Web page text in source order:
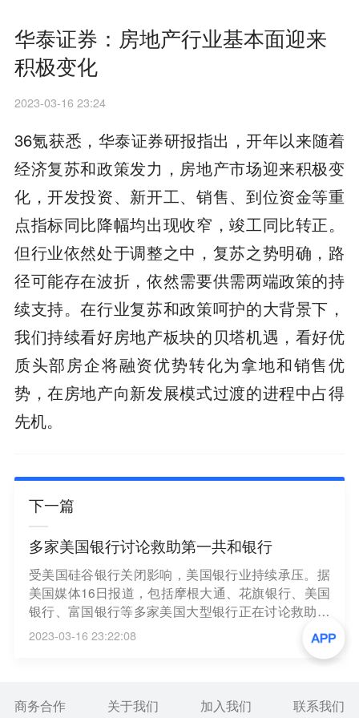
华泰证券：房地产行业基本面迎来
积极变化
2023-03-16 23:24
36氪获悉，华泰证券研报指出，开年以来随着
经济复苏和政策发力，房地产市场迎来积极变
化，开发投资、新开工、销售、到位资金等重
点指标同比降幅均出现收窄，竣工同比转正。
但行业依然处于调整之中，复苏之势明确，路
径可能存在波折，依然需要供需两端政策的持
续支持。在行业复苏和政策呵护的大背景下，
我们持续看好房地产板块的贝塔机遇，看好优
质头部房企将融资优势转化为拿地和销售优
势，在房地产向新发展模式过渡的进程中占得
先机。
下一篇
多家美国银行讨论救助第一共和银行
受美国硅谷银行关闭影响，美国银行业持续承压。据
美国媒体16日报道，包括摩根大通、花旗银行、美国
银行、富国银行等多家美国大型银行正在讨论救助第
一共和银行，有消息称几大银行可能将向第一共和国
银行注资300亿美元。据悉，具体救援方案最早将于
当地时间16日发布。当天，第一共和银行股价曾一度
始暴跌前，该银行的多名高管已抛售了价值1200万美
2023-03-16 23:22:08
商务合作 关于我们 加入我们 联系我们